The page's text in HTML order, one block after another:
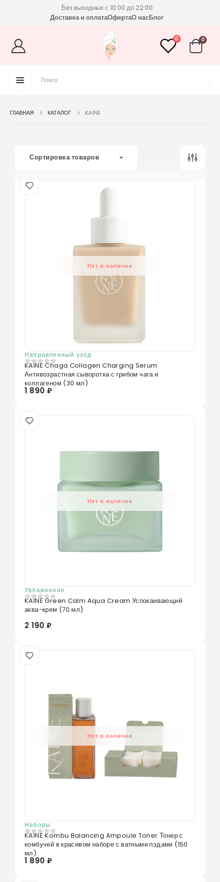
Без выходных с 10:00 до 22:00
Доставка и оплатаОфертаО насБлог
0 0
ГЛАВНАЯ КАТАЛОГ KAINE
Сортировка товаров
Нет в наличии
Направленный уход
0из 5
KAINE Chaga Collagen Charging Serum
Антивозрастная сыворотка с грибом чага и
коллагеном (30 мл)
1 890 ₽
Нет в наличии
Увлажнение
0из 5
KAINE Green Calm Aqua Cream Успокаивающий
аква-крем (70 мл)
2 190 ₽
Нет в наличии
Наборы
0из 5
KAINE Kombu Balancing Ampoule Toner Тонер с
комбучей в красивом наборе с ватными пэдами (150
мл)
1 890 ₽